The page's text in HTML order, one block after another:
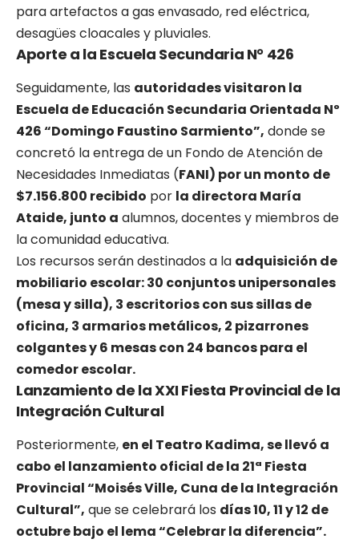
para artefactos a gas envasado, red eléctrica,
desagües cloacales y pluviales.
Aporte a la Escuela Secundaria N° 426
Seguidamente, las autoridades visitaron la
Escuela de Educación Secundaria Orientada Nº
426 “Domingo Faustino Sarmiento”, donde se
concretó la entrega de un Fondo de Atención de
Necesidades Inmediatas (FANI) por un monto de
$7.156.800 recibido por la directora María
Ataide, junto a alumnos, docentes y miembros de
la comunidad educativa.
Los recursos serán destinados a la adquisición de
mobiliario escolar: 30 conjuntos unipersonales
(mesa y silla), 3 escritorios con sus sillas de
oficina, 3 armarios metálicos, 2 pizarrones
colgantes y 6 mesas con 24 bancos para el
comedor escolar.
Lanzamiento de la XXI Fiesta Provincial de la
Integración Cultural
Posteriormente, en el Teatro Kadima, se llevó a
cabo el lanzamiento oficial de la 21ª Fiesta
Provincial “Moisés Ville, Cuna de la Integración
Cultural”, que se celebrará los días 10, 11 y 12 de
octubre bajo el lema “Celebrar la diferencia”.